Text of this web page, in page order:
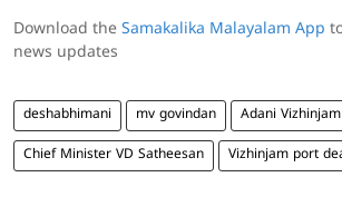
Download the Samakalika Malayalam App
news updates
deshabhimani mv govindan Adani
Chief Minister VD Satheesan Vizhinjam port